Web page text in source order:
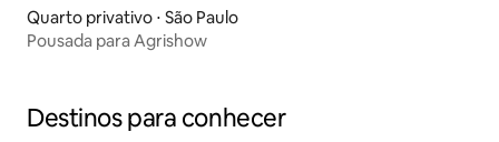
Quarto privativo ⋅ São Paulo
Pousada para Agrishow
Destinos para conhecer